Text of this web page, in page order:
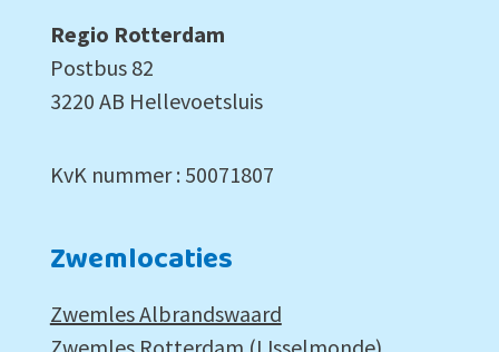
Regio Rotterdam
Postbus 82
3220 AB Hellevoetsluis
KvK nummer : 50071807
Zwemlocaties
Zwemles Albrandswaard